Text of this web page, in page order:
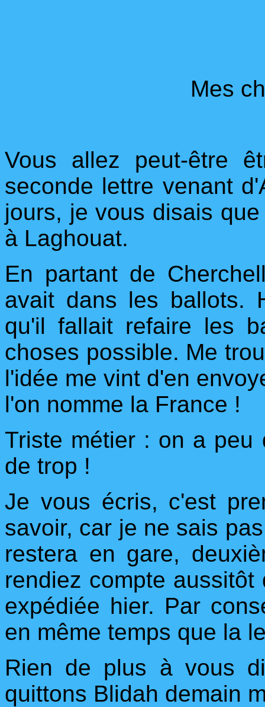
Mes
Vous allez peut-être
seconde lettre venant
jours, je vous disais
à Laghouat.
En partant de
avait dans les ballots.
qu'il fallait refaire les
choses possible. Me
l'idée me vint d'en
l'on nomme la France !
Triste métier : on a
de trop !
Je vous écris, c'est
savoir, car je ne sais
restera en gare,
rendiez compte
expédiée hier. Par
en même temps que la
Rien de plus à vous
quittons Blidah demain